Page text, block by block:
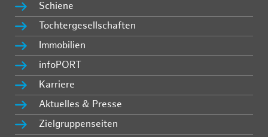
Schiene
Tochtergesellschaften
Immobilien
infoPORT
Karriere
Aktuelles & Presse
Zielgruppenseiten